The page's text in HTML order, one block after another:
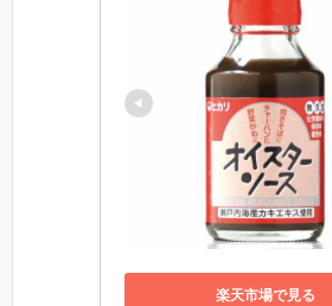
楽天市場で見る